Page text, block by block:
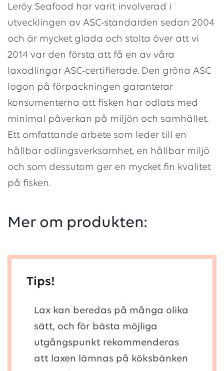
Leröy Seafood har varit involverad i
utvecklingen av ASC-standarden sedan 2004
och är mycket glada och stolta över att vi
2014 var den första att få en av våra
laxodlingar ASC-certifierade. Den gröna ASC
logon på förpackningen garanterar
konsumenterna att fisken har odlats med
minimal påverkan på miljön och samhället.
Ett omfattande arbete som leder till en
hållbar odlingsverksamhet, en hållbar miljö
och som dessutom ger en mycket fin kvalitet
på fisken.
Mer om produkten:
Tips!
Lax kan beredas på många olika
sätt, och för bästa möjliga
utgångspunkt rekommenderas
att laxen lämnas på köksbänken